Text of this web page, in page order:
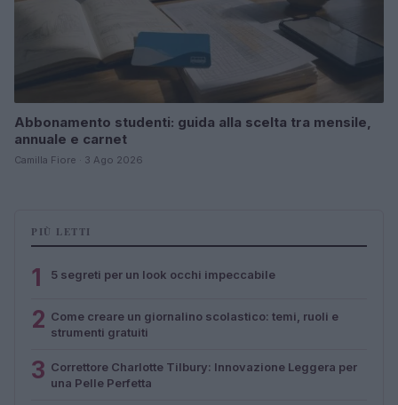
Abbonamento studenti: guida alla scelta tra mensile,
annuale e carnet
Camilla Fiore · 3 Ago 2026
PIÙ LETTI
1 5 segreti per un look occhi impeccabile
2 Come creare un giornalino scolastico: temi, ruoli e
strumenti gratuiti
3 Correttore Charlotte Tilbury: Innovazione Leggera per
una Pelle Perfetta